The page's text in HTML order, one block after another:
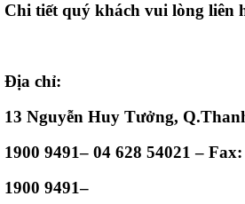
Chi tiết quý khách vui lòng liên
Địa chỉ:
13 Nguyễn Huy Tưởng,
1900 9491– 04 628 54021 –
1900 9491–